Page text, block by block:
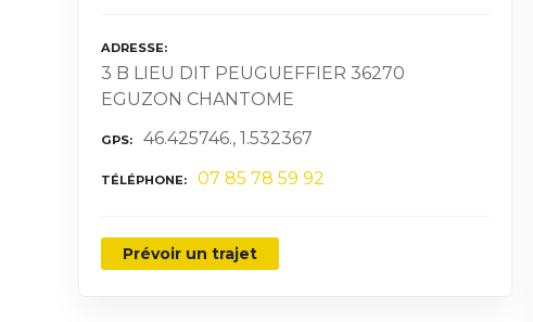
ADRESSE
3 B LIEU DIT PEUGUEFFIER 36270
EGUZON CHANTOME
GPS 46.425746., 1.532367
TÉLÉPHONE 07 85 78 59 92
Prévoir un trajet